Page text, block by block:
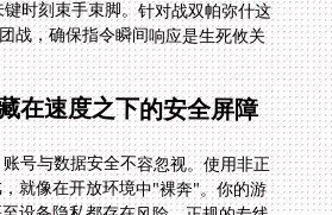
在速度之下的安全屏障
号与数据安全不容忽视。使用非正
就像在开放环境中"裸奔"。你的游
设备隐私都存在风险。正规的专线
程采用高强度AES-256数据加密技
流量套上牢固的保险箱，从你的设
服务器，全程处于加密隧道保护之
离了公共网络的复杂环境，最大程